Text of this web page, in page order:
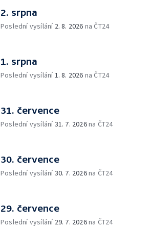
2. srpna
Poslední vysílání 2. 8. 2026 na ČT24
1. srpna
Poslední vysílání1. 8. 2026 na ČT24
31. července
Poslední vysílání31. 7. 2026na ČT24
30. července
Poslední vysílání30. 7. 2026na ČT24
29. července
Poslední vysílání 29. 7. 2026na ČT24